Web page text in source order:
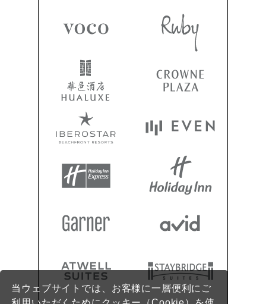
当ウェブサイトでは、お客様に一層便利にご